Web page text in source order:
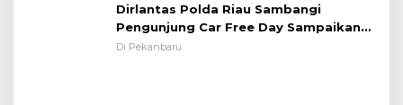
Dirlantas Polda Riau Sambangi
Pengunjung Car Free Day Sampaikan
Pesan Edukasi Kamtibmas &
Di Pekanbaru